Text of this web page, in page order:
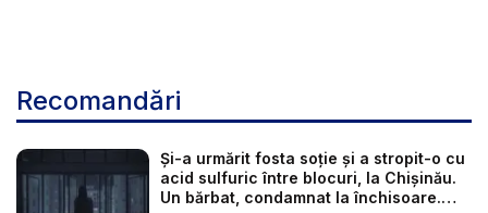
Recomandări
Și-a urmărit fosta soție și a stropit-o cu
acid sulfuric între blocuri, la Chișinău.
Un bărbat, condamnat la închisoare.